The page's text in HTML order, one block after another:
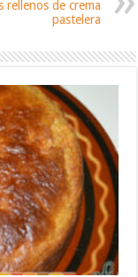
rellenos de crema
pastelera